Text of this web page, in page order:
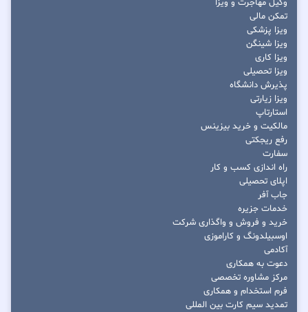
وکیل مهاجرت و ویزا
تمکن مالی
ویزا پزشکی
ویزا شینگن
ویزا کاری
ویزا تحصیلی
پذیرش دانشگاه
ویزا زیارتی
استارتاپ
مالکیت و خرید بیزینس
رفع ریجکتی
سفارت
راه اندازی کسب و کار
اپلای تحصیلی
جاب آفر
خدمات جزیره
خرید و فروش و واگذاری شرکت
اوسبیلدونگ و کاراموزی
آکادمی
دعوت به همکاری
مرکز مشاوره تخصصی
فرم استخدام و همکاری
تمدید سیم کارت بین المللی